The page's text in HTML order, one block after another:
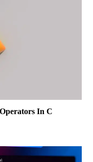
In C